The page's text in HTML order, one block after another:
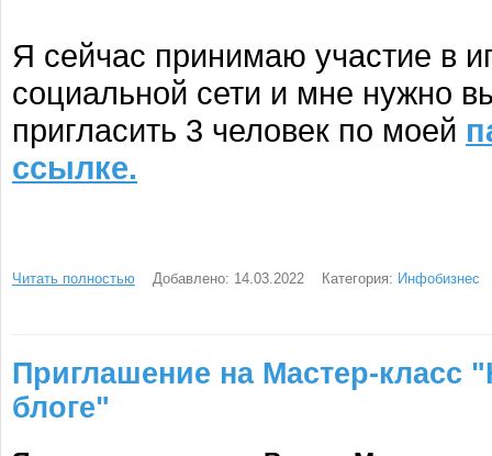
Я сейчас принимаю участие в
социальной сети и мне нужно
пригласить 3 человек по моей
ссылке.
Читать полностью Добавлено: 14.03.2022 Категория: Инфобизнес
Приглашение на Мастер-класс
блоге"